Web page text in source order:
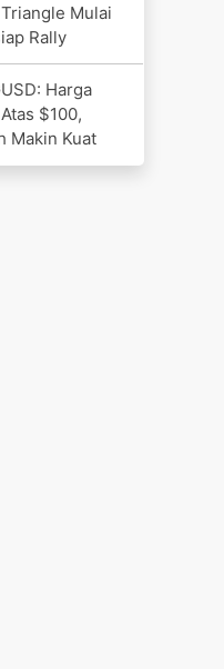
Mulai
Rally
Harga
$100,
Makin Kuat